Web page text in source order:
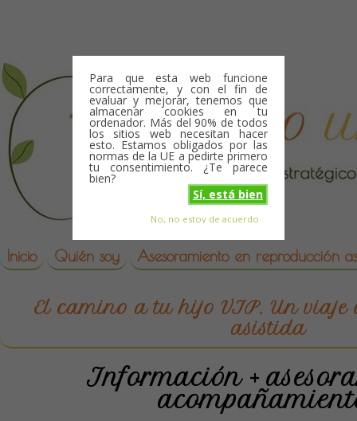
Para que esta web funcione
correctamente, y con el fin de
evaluar y mejorar, tenemos que
almacenar cookies en tu
ordenador. Más del 90% de todos
los sitios web necesitan hacer
esto. Estamos obligados por las
normas de la UE a pedirte primero
tu consentimiento. ¿Te parece
bien?
Sí, está bien
No, no estoy de acuerdo
reproduccion asistida
Skip to content
Inicio Quién soy Asesoramiento en reproducción
El camino a tu hijo VIP. Un viaje
asistida
Información +